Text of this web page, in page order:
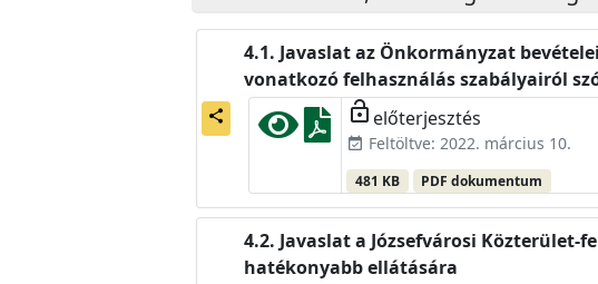
share
Javaslat az Önkormányzat
vonatkozó felhasználás szabályairól
lock_open előterjesztés
event_available Feltöltve: 2022. március 10.
481 KB PDF dokumentum
Javaslat a Józsefvárosi Közterület-
hatékonyabb ellátására